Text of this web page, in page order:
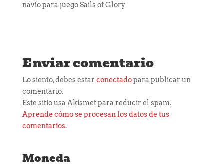
navío para juego Sails of Glory
Enviar comentario
Lo siento, debes estar conectadopara publicar un
comentario.
Este sitio usa Akismet para reducir el spam.
Aprende cómo se procesan los datos de tus
comentarios.
Moneda